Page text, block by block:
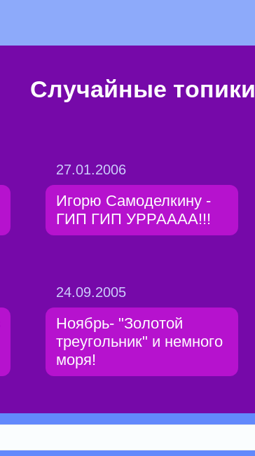
Случайные топики
27.01.2006
Игорю Самоделкину -
ГИП ГИП УРРАААА!!!
24.09.2005
Ноябрь- "Золотой
треугольник" и немного
моря!